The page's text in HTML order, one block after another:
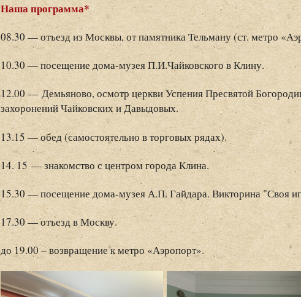
Наша программа*
08.30 — отъезд из Москвы, от памятника Тельману (ст. метро
10.30 — посещение дома-музея П.И.Чайковского в Клину.
12.00 — Демьяново, осмотр церкви Успения Пресвятой
захоронений Чайковских и Давыдовых.
13.15 — обед (самостоятельно в торговых рядах).
14. 15 — знакомство с центром города Клина.
15.30 — посещение дома-музея А.П. Гайдара. Викторина "Своя
17.30 — отъезд в Москву.
до 19.00 – возвращение к метро «Аэропорт».